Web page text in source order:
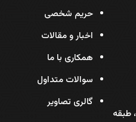
تهران، میدان ونک، خیابان ملاصدرا، خیابان پردیس، پلاک 30، طبقه
حریم شخصی
اخبار و مقالات
همکاری با ما
سوالات متداول
گالری تصاویر